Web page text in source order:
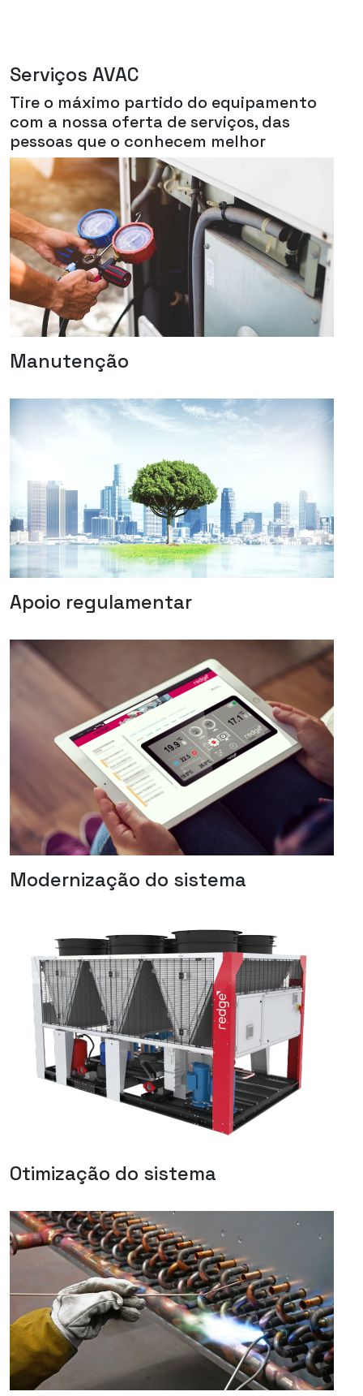
Serviços AVAC
Tire o máximo partido do equipamento
com a nossa oferta de serviços, das
pessoas que o conhecem melhor
Manutenção
Apoio regulamentar
Modernização do sistema
Otimização do sistema